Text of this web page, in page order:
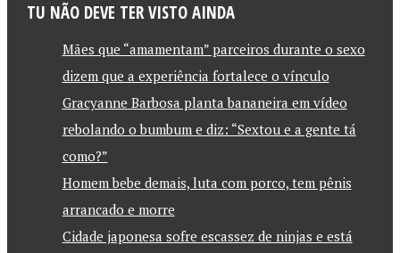
TU NÃO DEVE TER VISTO AINDA
Mães que “amamentam” parceiros durante o sexo
dizem que a experiência fortalece o vínculo
Gracyanne Barbosa planta bananeira em vídeo
rebolando o bumbum e diz: “Sextou e a gente tá
como?”
Homem bebe demais, luta com porco, tem pênis
arrancado e morre
Cidade japonesa sofre escassez de ninjas e está